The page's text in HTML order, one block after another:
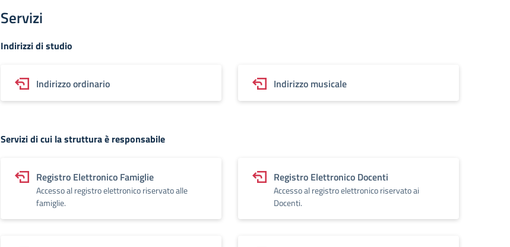
Servizi
Indirizzi di studio
Indirizzo ordinario Indirizzo musicale
Servizi di cui la struttura è responsabile
Registro Elettronico Famiglie
Accesso al registro elettronico riservato alle
famiglie.
Registro Elettronico Docenti
Accesso al registro elettronico riservato ai
Docenti.